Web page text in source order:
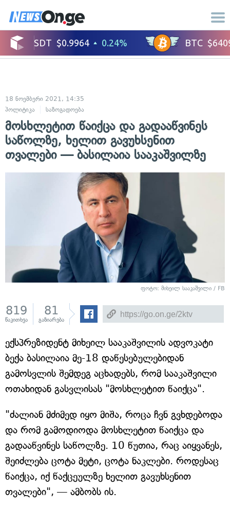
18 ნოემბერი 2021, 14:35
პოლიტიკა
საზოგადოება
მოსხლეტით წაიქცა და გადააწვინეს
საწოლზე, ხელით გავუხსენით
თვალები — ბასილაია სააკაშვილზე
ფოტო: მიხეილ სააკაშვილი / FB
819
წაკითხვა
81
გაზიარება
ექსპრეზიდენტ მიხეილ სააკაშვილის ადვოკატი
ბექა ბასილაია მე-18 დაწესებულებიდან
გამოსვლის შემდეგ აცხადებს, რომ სააკაშვილი
ოთახიდან გასვლისას "მოსხლეტით წაიქცა".
"ძალიან მძიმედ იყო მიშა, როცა ჩვნ გვხდებოდა
და რომ გამოდიოდა მოსხლეტით წაიქცა და
გადააწვინეს საწოლზე. 10 წუთია, რაც აიყვანეს,
შეიძლება ცოტა მეტი, ცოტა ნაკლები. როდესაც
წაიქცა, იქ წაქცეულზე ხელით გავუხსენით
თვალები", — ამბობს ის.